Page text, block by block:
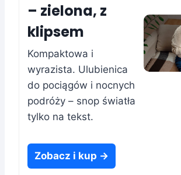
– zielona, z
klipsem
Kompaktowa i
wyrazista. Ulubienica
do pociągów i nocnych
podróży – snop światła
tylko na tekst.
Zobacz i kup →